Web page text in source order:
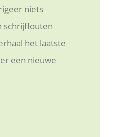
niets
schrijffouten
het laatste
een nieuwe